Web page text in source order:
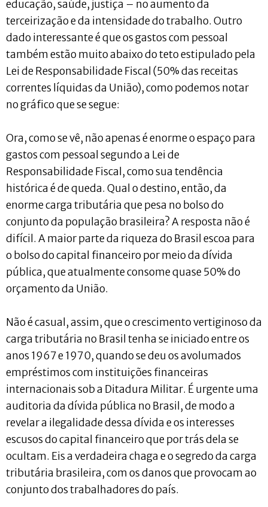
educação, saúde, justiça – no aumento da
terceirização e da intensidade do trabalho. Outro
dado interessante é que os gastos com pessoal
também estão muito abaixo do teto estipulado pela
Lei de Responsabilidade Fiscal (50% das receitas
correntes líquidas da União), como podemos notar
no gráfico que se segue:
Ora, como se vê, não apenas é enorme o espaço para
gastos com pessoal segundo a Lei de
Responsabilidade Fiscal, como sua tendência
histórica é de queda. Qual o destino, então, da
enorme carga tributária que pesa no bolso do
conjunto da população brasileira? A resposta não é
difícil. A maior parte da riqueza do Brasil escoa para
o bolso do capital financeiro por meio da dívida
pública, que atualmente consome quase 50% do
orçamento da União.
Não é casual, assim, que o crescimento vertiginoso da
carga tributária no Brasil tenha se iniciado entre os
anos 1967 e 1970, quando se deu os avolumados
empréstimos com instituições financeiras
internacionais sob a Ditadura Militar. É urgente uma
auditoria da dívida pública no Brasil, de modo a
revelar a ilegalidade dessa dívida e os interesses
escusos do capital financeiro que por trás dela se
ocultam. Eis a verdadeira chaga e o segredo da carga
tributária brasileira, com os danos que provocam ao
conjunto dos trabalhadores do país.